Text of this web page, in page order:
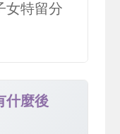
女特留分
什麼後